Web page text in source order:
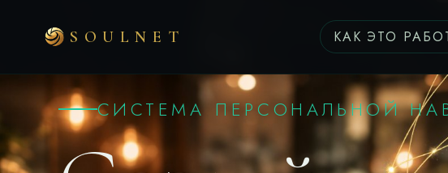
SOULNET КАК ЭТО
СИСТЕМА ПЕРСОНАЛЬНОЙ